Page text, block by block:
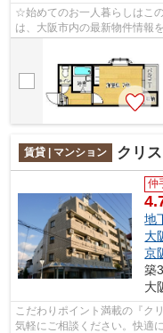
☆始めてのお一人暮らしはこ
は、大阪市内の最新物件情報
賃貸 | マンション クリ
仲
地
大
京
築
大
こだわりポイント満載の『ク
気軽にご相談ください。快適